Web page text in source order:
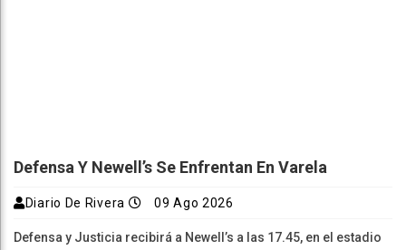
Defensa Y Newell’s Se Enfrentan En Varela
Diario De Rivera 09 Ago 2026
Defensa y Justicia recibirá a Newell’s a las 17.45, en el estadio